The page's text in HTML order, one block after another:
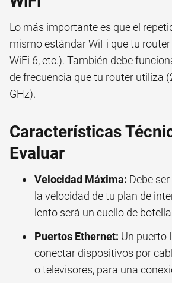
Lo más importante es que el
mismo estándar WiFi que tu
WiFi 6, etc.). También debe
de frecuencia que tu router utiliza
GHz).
Características
Evaluar
Velocidad Máxima: Debe
la velocidad de tu plan de
lento será un cuello de
Puertos Ethernet: Un puerto
conectar dispositivos por
o televisores, para una